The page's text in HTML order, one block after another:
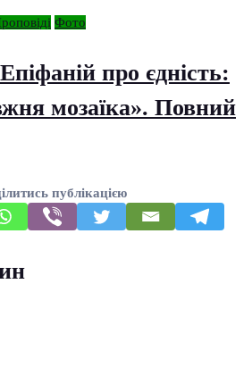
Фото
про єдність:
мозаїка». Повний
публікацією